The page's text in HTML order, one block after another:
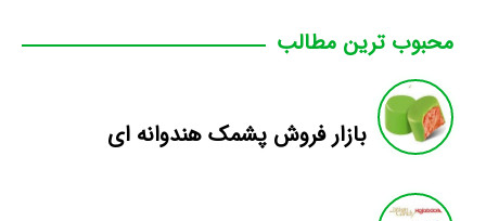
محبوب ترین مطالب
بازار فروش پشمک هندوانه ای